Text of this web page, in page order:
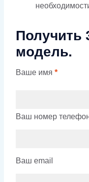
Получить
модель.
Ваше имя *
Ваш номер
Ваш email